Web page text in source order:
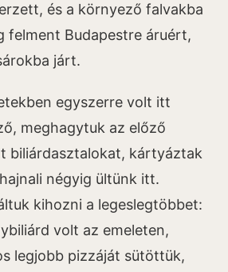
és a környező falvakba
felment Budapestre áruért,
járt.
egyszerre volt itt
meghagytuk az előző
biliárdasztalokat, kártyáztak
négyig ültünk itt.
kihozni a legeslegtöbbet:
volt az emeleten,
legjobb pizzáját sütöttük,